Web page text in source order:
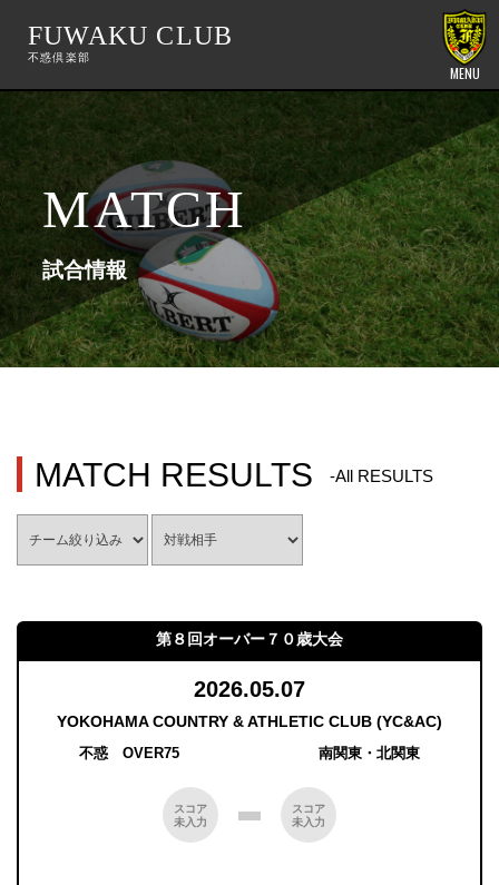
FUWAKU CLUB
MENU
MATCH
試合情報
MATCH RESULTS -All RESULTS
第８回オーバー７０歳大会
2026.05.07
YOKOHAMA COUNTRY & ATHLETIC CLUB (YC&AC)
不惑 OVER75
スコア
未入力
南関東・北関東
スコア
未入力